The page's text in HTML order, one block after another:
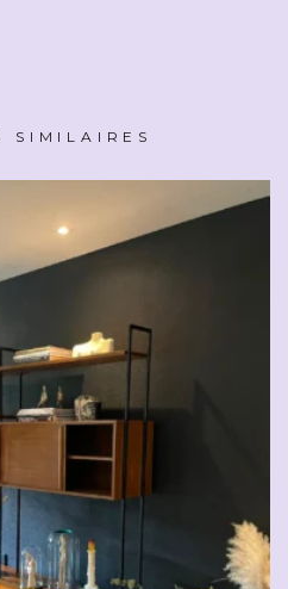
SIMILAIRES